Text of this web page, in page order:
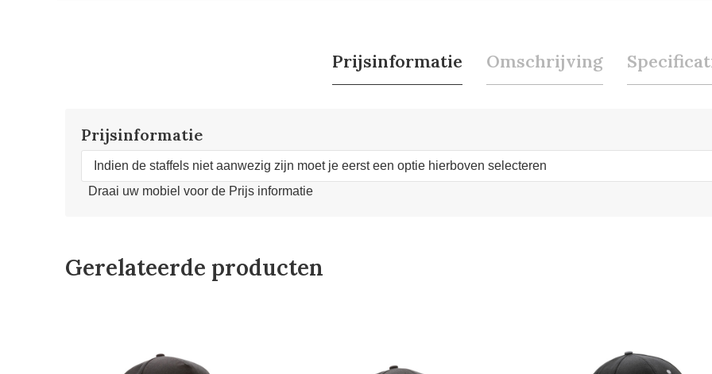
Prijsinformatie Omschrijving
Prijsinformatie
Indien de staffels niet aanwezig zijn moet je eerst een optie hierboven selecteren
Draai uw mobiel voor de Prijs informatie
Gerelateerde producten